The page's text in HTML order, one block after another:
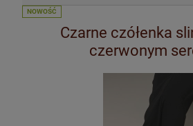
Czarne czółenka
czerwonym
NOWOŚĆ